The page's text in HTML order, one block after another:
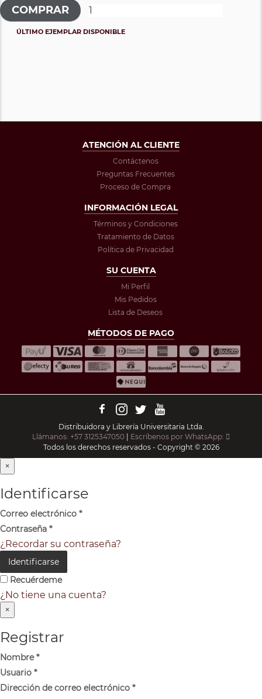
ÚLTIMO EJEMPLAR DISPONIBLE
ATENCIÓN AL CLIENTE
Contáctenos
Preguntas Frecuentes
Proceso de Compra
INFORMACIÓN LEGAL
Términos y Condiciones
Tratamiento de Datos
Política de Privacidad
SU CUENTA
Mi Perfil
Mis Pedidos
Lista de Deseos
MÉTODOS DE PAGO
Distribuidora y Librería Universitaria Ltda.
Llámanos: +57 3125347050 | Escríbenos por WhatsApp:
Todos los derechos reservados - Copyright © 2026
×
Identificarse
Correo electrónico *
Contraseña *
¿Recordar su contraseña?
Identificarse
Recuérdeme
¿No tiene una cuenta?
×
Registrar
Nombre*
Usuario *
Dirección de correo electrónico *